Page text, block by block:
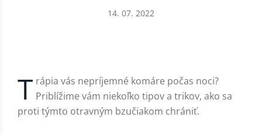
14. 07. 2022
T rápia vás nepríjemné komáre počas noci?
Priblížime vám niekoľko tipov a trikov, ako sa
proti týmto otravným bzučiakom chrániť.